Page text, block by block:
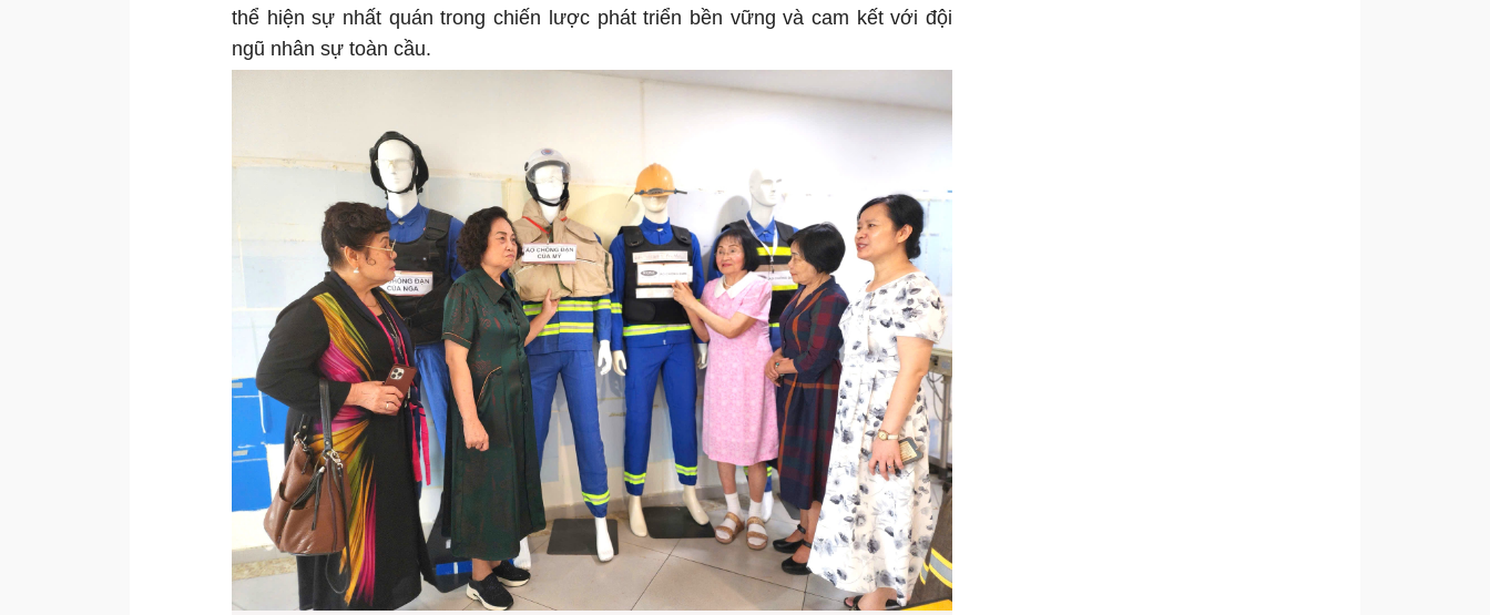
thể hiện sự nhất quán trong chiến lược phát triển bền vững và cam kết với đội
ngũ nhân sự toàn cầu.